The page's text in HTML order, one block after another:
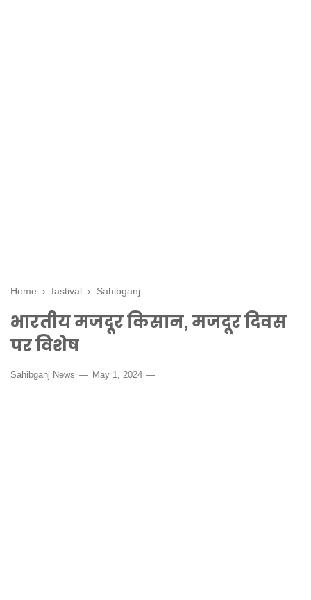
Home › fastival › Sahibganj
भारतीय मजदूर किसान, मजदूर दिवस
पर विशेष
Sahibganj News May 1, 2024